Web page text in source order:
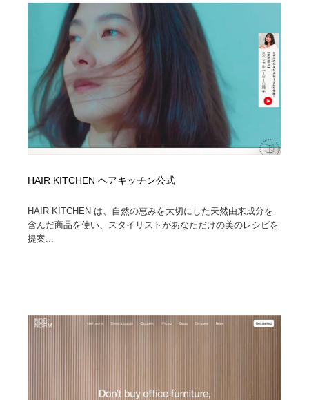
HAIR KITCHEN ヘアキッチン公式
HAIR KITCHEN は、自然の恵みを大切にした天然由来成分を
含んだ商品を使い、スタイリストがあなただけの美のレシピを
提案...